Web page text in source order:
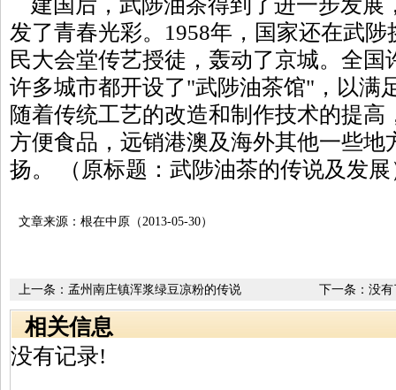
建国后，武陟油茶得到了进一步发展
发了青春光彩。1958年，国家还在武
民大会堂传艺授徒，轰动了京城。全
许多城市都开设了"武陟油茶馆"，以满
随着传统工艺的改造和制作技术的提
方便食品，远销港澳及海外其他一些地
扬。 （原标题：武陟油茶的传说及发展
文章来源：根在中原（2013-05-30）
下一条：没有
上一条： 孟州南庄镇浑浆绿豆凉粉的传说
相关信息
没有记录!